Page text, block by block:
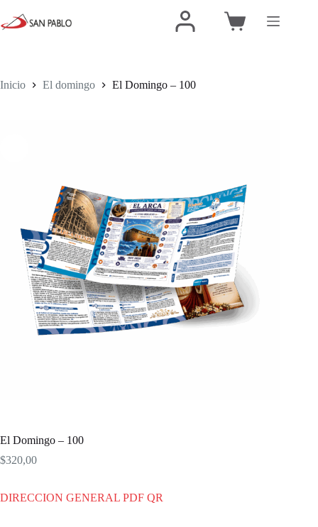
Inicio El domingo El Domingo – 100
El Domingo – 100
$320,00
DIRECCION GENERAL PDF QR